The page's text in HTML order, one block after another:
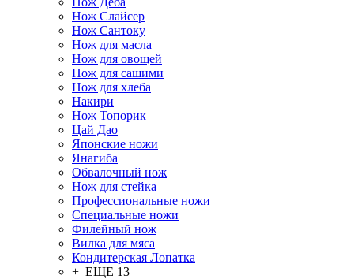
Нож Слайсер
Нож Сантоку
Нож для масла
Нож для овощей
Нож для сашими
Нож для хлеба
Накири
Нож Топорик
Цай Дао
Японские ножи
Янагиба
Обвалочный нож
Нож для стейка
Профессиональные ножи
Специальные ножи
Филейный нож
Вилка для мяса
Кондитерская Лопатка
+ ЕЩЕ 13